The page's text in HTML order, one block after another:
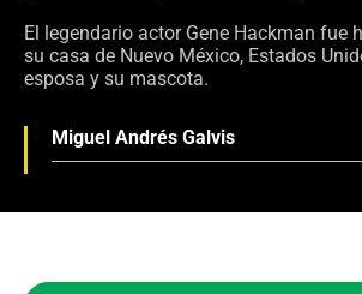
El legendario actor Gene Hackman fue
su casa de Nuevo México, Estados
esposa y su mascota.
Miguel Andrés Galvis